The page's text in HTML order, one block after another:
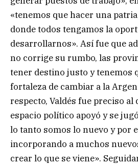
«tenemos que hacer una
donde todos tengamos la
desarrollarnos». Así fue que
no corrige su rumbo, las
tener destino justo y tenemos
fortaleza de cambiar a la
respecto, Valdés fue preciso
espacio político apoyó y se
lo tanto somos lo nuevo y por
incorporando a muchos
crear lo que se viene».